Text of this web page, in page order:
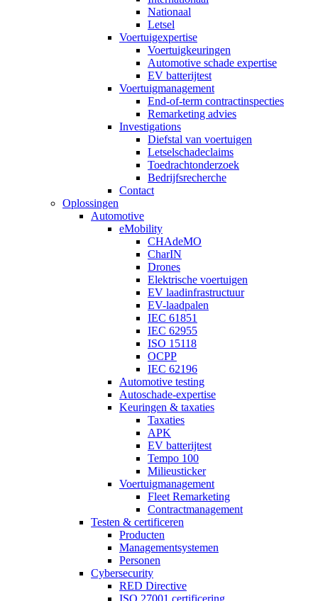
Nationaal
Letsel
Voertuigexpertise
Voertuigkeuringen
Automotive schade expertise
EV batterijtest
Voertuigmanagement
End-of-term contractinspecties
Remarketing advies
Investigations
Diefstal van voertuigen
Letselschadeclaims
Toedrachtonderzoek
Bedrijfsrecherche
Contact
Oplossingen
Automotive
eMobility
CHAdeMO
CharIN
Drones
Elektrische voertuigen
EV laadinfrastructuur
EV-laadpalen
IEC 61851
IEC 62955
ISO 15118
OCPP
IEC 62196
Automotive testing
Autoschade-expertise
Keuringen & taxaties
Taxaties
APK
EV batterijtest
Tempo 100
Milieusticker
Voertuigmanagement
Fleet Remarketing
Contractmanagement
Testen & certificeren
Producten
Managementsystemen
Personen
Cybersecurity
RED Directive